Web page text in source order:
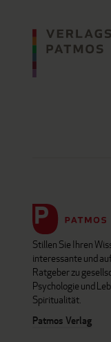
Stillen Sie Ihren
interessante und
Ratgeber zu
Psychologie und
Spiritualität.
Patmos Verlag